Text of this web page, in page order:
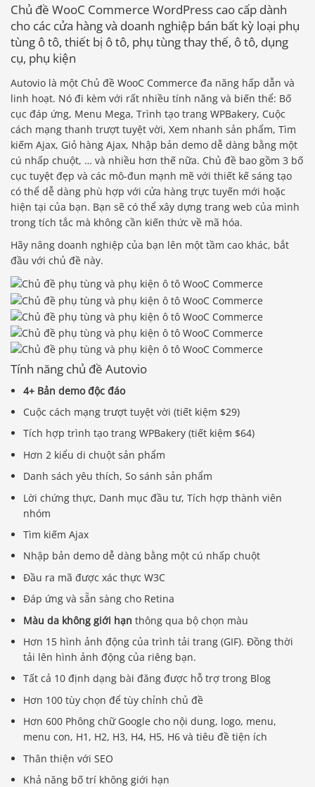
Chủ đề WooC Commerce WordPress cao cấp dành
cho các cửa hàng và doanh nghiệp bán bất kỳ loại phụ
tùng ô tô, thiết bị ô tô, phụ tùng thay thế, ô tô, dụng
cụ, phụ kiện
Autovio là một Chủ đề WooC Commerce đa năng hấp dẫn và
linh hoạt. Nó đi kèm với rất nhiều tính năng và biến thể: Bố
cục đáp ứng, Menu Mega, Trình tạo trang WPBakery, Cuộc
cách mạng thanh trượt tuyệt vời, Xem nhanh sản phẩm, Tìm
kiếm Ajax, Giỏ hàng Ajax, Nhập bản demo dễ dàng bằng một
cú nhấp chuột, … và nhiều hơn thế nữa. Chủ đề bao gồm 3 bố
cục tuyệt đẹp và các mô-đun mạnh mẽ với thiết kế sáng tạo
có thể dễ dàng phù hợp với cửa hàng trực tuyến mới hoặc
hiện tại của bạn. Bạn sẽ có thể xây dựng trang web của mình
trong tích tắc mà không cần kiến ​​thức về mã hóa.
Hãy nâng doanh nghiệp của bạn lên một tầm cao khác, bắt
đầu với chủ đề này.
Tính năng chủ đề Autovio
4+ Bản demo độc đáo
Cuộc cách mạng trượt tuyệt vời (tiết kiệm $29)
Tích hợp trình tạo trang WPBakery (tiết kiệm $64)
Hơn 2 kiểu di chuột sản phẩm
Danh sách yêu thích, So sánh sản phẩm
Lời chứng thực, Danh mục đầu tư, Tích hợp thành viên
nhóm
Tìm kiếm Ajax
Nhập bản demo dễ dàng bằng một cú nhấp chuột
Đầu ra mã được xác thực W3C
Đáp ứng và sẵn sàng cho Retina
Màu da không giới hạn thông qua bộ chọn màu
Hơn 15 hình ảnh động của trình tải trang (GIF). Đồng thời
tải lên hình ảnh động của riêng bạn.
Tất cả 10 định dạng bài đăng được hỗ trợ trong Blog
Hơn 100 tùy chọn để tùy chỉnh chủ đề
Hơn 600 Phông chữ Google cho nội dung, logo, menu,
menu con, H1, H2, H3, H4, H5, H6 và tiêu đề tiện ích
Thân thiện với SEO
Khả năng bố trí không giới hạn